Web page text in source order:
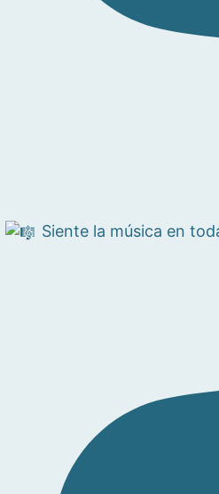
Siente la música en